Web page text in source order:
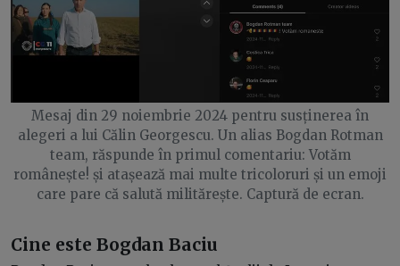
Mesaj din 29 noiembrie 2024 pentru susținerea în
alegeri a lui Călin Georgescu. Un alias Bogdan Rotman
team, răspunde în primul comentariu: Votăm
românește! și atașează mai multe tricoloruri și un emoji
care pare că salută militărește. Captură de ecran.
Cine este Bogdan Baciu